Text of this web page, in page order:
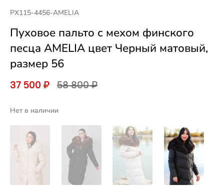
PX115-4456-AMELIA
Пуховое пальто с мехом финского
песца AMELIA цвет Черный матовый,
размер 56
37 500 ₽ 58 800 ₽
Нет в наличии